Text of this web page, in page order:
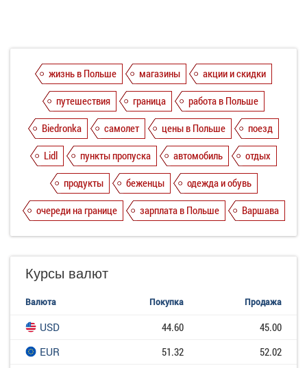
жизнь в Польше магазины
акции и скидки
путешествия
граница
работа в Польше
Biedronka
самолет цены в Польше
поезд
Lidl
пункты пропуска автомобиль
отдых
продукты
беженцы
одежда и обувь
очереди на границе
зарплата в Польше Варшава
Курсы валют
Валюта Покупка Продажа
USD 44.60
45.00
EUR
51.32
52.02